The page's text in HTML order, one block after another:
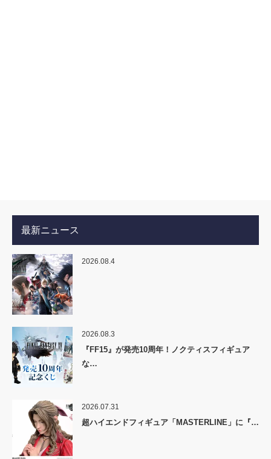
最新ニュース
2026.08.4
2026.08.3
『FF15』が発売10周年！ノクティスフィギュア
な…
2026.07.31
超ハイエンドフィギュア「MASTERLINE」に『…